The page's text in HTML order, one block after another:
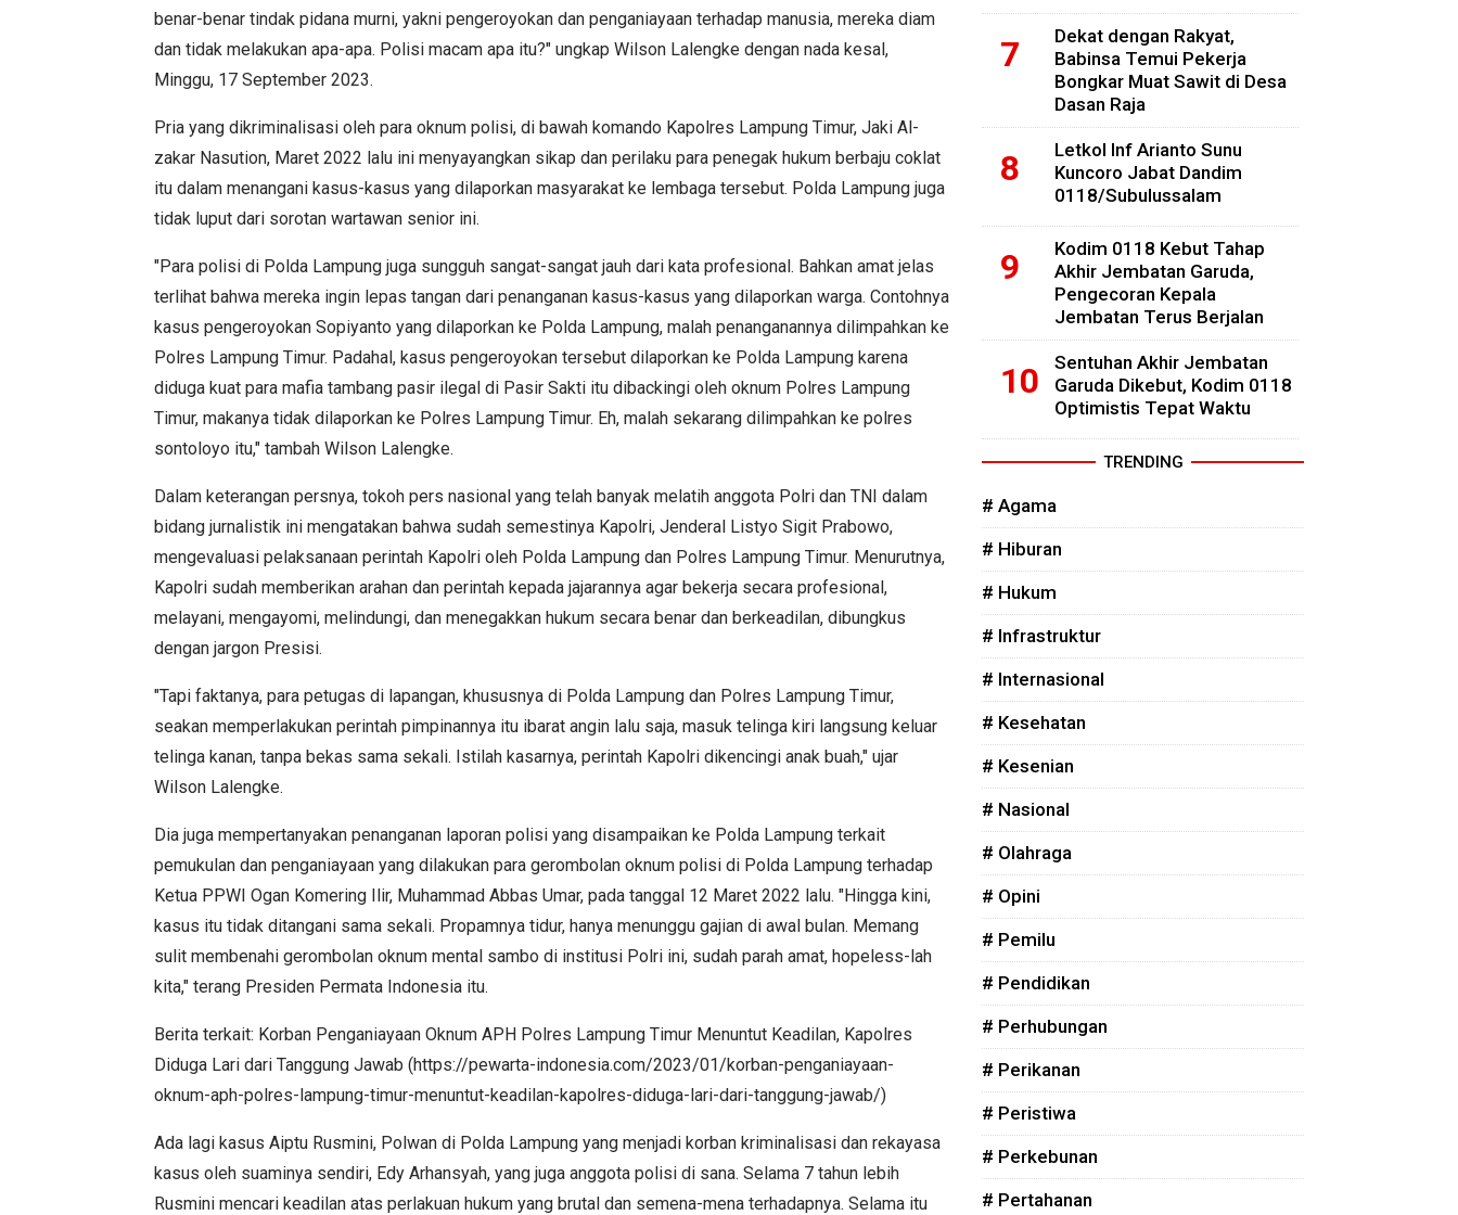
benar-benar tindak pidana murni, yakni pengeroyokan dan penganiayaan terhadap manusia, mereka diam
dan tidak melakukan apa-apa. Polisi macam apa itu?" ungkap Wilson Lalengke dengan nada kesal,
Minggu, 17 September 2023.
Pria yang dikriminalisasi oleh para oknum polisi, di bawah komando Kapolres Lampung Timur, Jaki Al-
zakar Nasution, Maret 2022 lalu ini menyayangkan sikap dan perilaku para penegak hukum berbaju coklat
itu dalam menangani kasus-kasus yang dilaporkan masyarakat ke lembaga tersebut. Polda Lampung juga
tidak luput dari sorotan wartawan senior ini.
"Para polisi di Polda Lampung juga sungguh sangat-sangat jauh dari kata profesional. Bahkan amat jelas
terlihat bahwa mereka ingin lepas tangan dari penanganan kasus-kasus yang dilaporkan warga. Contohnya
kasus pengeroyokan Sopiyanto yang dilaporkan ke Polda Lampung, malah penanganannya dilimpahkan ke
Polres Lampung Timur. Padahal, kasus pengeroyokan tersebut dilaporkan ke Polda Lampung karena
diduga kuat para mafia tambang pasir ilegal di Pasir Sakti itu dibackingi oleh oknum Polres Lampung
Timur, makanya tidak dilaporkan ke Polres Lampung Timur. Eh, malah sekarang dilimpahkan ke polres
sontoloyo itu," tambah Wilson Lalengke.
Dalam keterangan persnya, tokoh pers nasional yang telah banyak melatih anggota Polri dan TNI dalam
bidang jurnalistik ini mengatakan bahwa sudah semestinya Kapolri, Jenderal Listyo Sigit Prabowo,
mengevaluasi pelaksanaan perintah Kapolri oleh Polda Lampung dan Polres Lampung Timur. Menurutnya,
Kapolri sudah memberikan arahan dan perintah kepada jajarannya agar bekerja secara profesional,
melayani, mengayomi, melindungi, dan menegakkan hukum secara benar dan berkeadilan, dibungkus
dengan jargon Presisi.
"Tapi faktanya, para petugas di lapangan, khususnya di Polda Lampung dan Polres Lampung Timur,
seakan memperlakukan perintah pimpinannya itu ibarat angin lalu saja, masuk telinga kiri langsung keluar
telinga kanan, tanpa bekas sama sekali. Istilah kasarnya, perintah Kapolri dikencingi anak buah," ujar
Wilson Lalengke.
Dia juga mempertanyakan penanganan laporan polisi yang disampaikan ke Polda Lampung terkait
pemukulan dan penganiayaan yang dilakukan para gerombolan oknum polisi di Polda Lampung terhadap
Ketua PPWI Ogan Komering Ilir, Muhammad Abbas Umar, pada tanggal 12 Maret 2022 lalu. "Hingga kini,
kasus itu tidak ditangani sama sekali. Propamnya tidur, hanya menunggu gajian di awal bulan. Memang
sulit membenahi gerombolan oknum mental sambo di institusi Polri ini, sudah parah amat, hopeless-lah
kita," terang Presiden Permata Indonesia itu.
Berita terkait: Korban Penganiayaan Oknum APH Polres Lampung Timur Menuntut Keadilan, Kapolres
Diduga Lari dari Tanggung Jawab (https://pewarta-indonesia.com/2023/01/korban-penganiayaan-
oknum-aph-polres-lampung-timur-menuntut-keadilan-kapolres-diduga-lari-dari-tanggung-jawab/)
Ada lagi kasus Aiptu Rusmini, Polwan di Polda Lampung yang menjadi korban kriminalisasi dan rekayasa
kasus oleh suaminya sendiri, Edy Arhansyah, yang juga anggota polisi di sana. Selama 7 tahun lebih
Rusmini mencari keadilan atas perlakuan hukum yang brutal dan semena-mena terhadapnya. Selama itu
Dekat dengan Rakyat,
Babinsa Temui Pekerja
Bongkar Muat Sawit di Desa
Dasan Raja
Letkol Inf Arianto Sunu
Kuncoro Jabat Dandim
0118/Subulussalam
Kodim 0118 Kebut Tahap
Akhir Jembatan Garuda,
Pengecoran Kepala
Jembatan Terus Berjalan
Sentuhan Akhir Jembatan
Garuda Dikebut, Kodim 0118
Optimistis Tepat Waktu
TRENDING
# Agama
# Hiburan
# Hukum
# Infrastruktur
# Internasional
# Kesehatan
# Kesenian
# Nasional
# Olahraga
# Opini
# Pemilu
# Pendidikan
# Perhubungan
# Perikanan
# Peristiwa
# Perkebunan
# Pertahanan